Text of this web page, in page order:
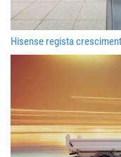
Hisense regista